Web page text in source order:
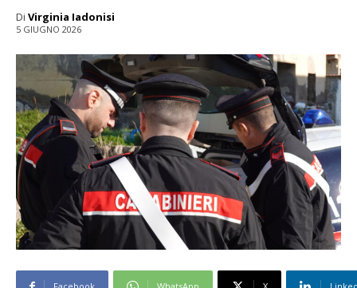
Di Virginia Iadonisi
5 GIUGNO 2026